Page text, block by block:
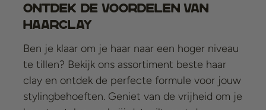
Ontdek de voordelen van
Haarclay
Ben je klaar om je haar naar een hoger niveau
te tillen? Bekijk ons assortiment beste haar
clay en ontdek de perfecte formule voor jouw
stylingbehoeften. Geniet van de vrijheid om je